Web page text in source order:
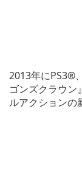
2013年にPS3®
ゴンズクラウン
ルアクションの